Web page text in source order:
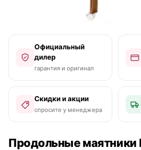
Официальный
дилер
гарантия и оригинал
Скидки и акции
спросите у менеджера
Продольные маятники